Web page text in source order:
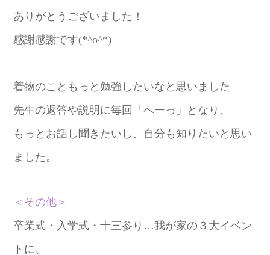
ありがとうございました！
感謝感謝です(*^o^*)
着物のこともっと勉強したいなと思いました
先生の返答や説明に毎回「へーっ」となり、
もっとお話し聞きたいし、自分も知りたいと思い
ました。
＜その他＞
卒業式・入学式・十三参り…我が家の３大イベン
トに、